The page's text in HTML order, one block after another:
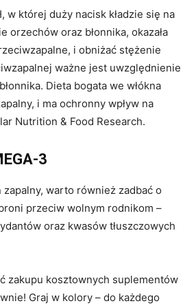
w której duży nacisk kładzie się na
orzechów oraz błonnika, okazała
i obniżać stężenie
ważne jest uwzględnienie
Dieta bogata we włókna
i ma ochronny wpływ na
Nutrition & Food Research.
3
warto również zadbać o
przeciw wolnym rodnikom –
oraz kwasów tłuszczowych
zakupu kosztownych suplementów
Graj w kolory – do każdego